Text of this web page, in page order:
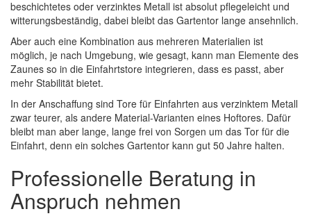
beschichtetes oder verzinktes Metall ist absolut pflegeleicht und
witterungsbeständig, dabei bleibt das Gartentor lange ansehnlich.
Aber auch eine Kombination aus mehreren Materialien ist
möglich, je nach Umgebung, wie gesagt, kann man Elemente des
Zaunes so in die Einfahrtstore integrieren, dass es passt, aber
mehr Stabilität bietet.
In der Anschaffung sind Tore für Einfahrten aus verzinktem Metall
zwar teurer, als andere Material-Varianten eines Hoftores. Dafür
bleibt man aber lange, lange frei von Sorgen um das Tor für die
Einfahrt, denn ein solches Gartentor kann gut 50 Jahre halten.
Professionelle Beratung in
Anspruch nehmen